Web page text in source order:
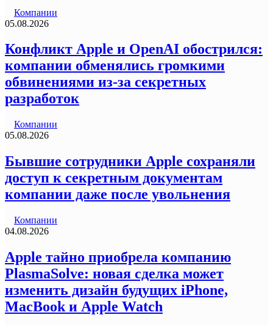
Компании
05.08.2026
Конфликт Apple и OpenAI обострился:
компании обменялись громкими
обвинениями из-за секретных
разработок
Компании
05.08.2026
Бывшие сотрудники Apple сохраняли
доступ к секретным документам
компании даже после увольнения
Компании
04.08.2026
Apple тайно приобрела компанию
PlasmaSolve: новая сделка может
изменить дизайн будущих iPhone,
MacBook и Apple Watch